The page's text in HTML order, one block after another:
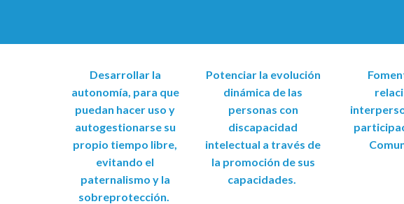
Desarrollar la
autonomía, para que
puedan hacer uso y
autogestionarse su
propio tiempo libre,
evitando el
paternalismo y la
sobreprotección.
Potenciar la evolución
dinámica de las
personas con
discapacidad
intelectual a través de
la promoción de sus
capacidades.